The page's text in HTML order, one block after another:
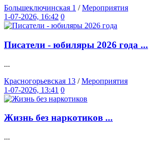
Большеключинская 1 /Мероприятия
1-07-2026, 16:42 0
Писатели - юбиляры 2026 года ...
...
Красногорьевская 13 /Мероприятия
1-07-2026, 13:41 0
Жизнь без наркотиков ...
...